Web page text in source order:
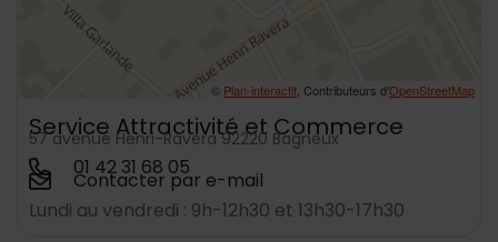
© Plan-interactif, Contributeurs d'OpenStreetMap
Service Attractivité et Commerce
57 avenue Henri-Ravera 92220 Bagneux
01 42 31 68 05
Contacter par e-mail
Lundi au vendredi : 9h-12h30 et 13h30-17h30